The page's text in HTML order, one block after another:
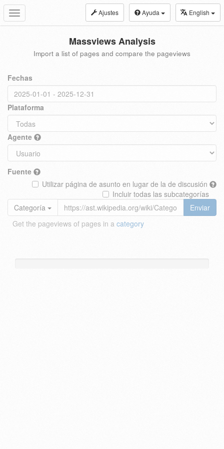
Toggle
navigation
Ajustes Ayuda English
Massviews Analysis
Import a list of pages and compare the pageviews
Fechas
Plataforma
Agente
Fuente
Utilizar página de asunto en lugar de la de discusión
Incluir todas las subcategorías
Categoría
Enviar
Get the pageviews of pages in a category